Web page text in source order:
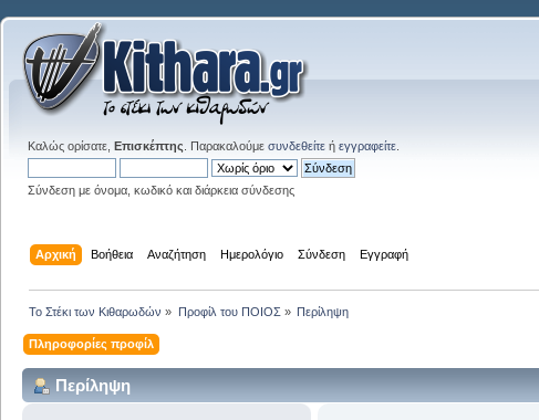
Καλώς ορίσατε, Επισκέπτης . Παρακαλούμε συνδεθείτε ή εγγραφείτε
Σύνδεση με όνομα, κωδικό και διάρκεια σύνδεσης
Αρχική Βοήθεια Αναζήτηση Ημερολόγιο Σύνδεση Εγγραφή
Το Στέκι των Κιθαρωδών » Προφίλ του ΠΟΙΟΣ » Περίληψη
Πληροφορίες προφίλ
Περίληψη